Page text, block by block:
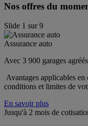
Nos offres du
Slide 1 sur9
Assurance auto
Avec 3 900 garages
Avantages applicables
conditions et limites de
En savoir plus
Jusqu'à 2 mois de